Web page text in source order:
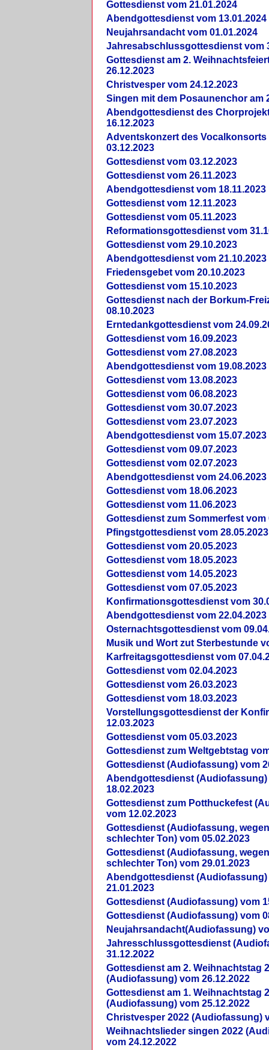
Gottesdienst vom 21.01.2024
Abendgottesdienst vom 13.01.2024
Neujahrsandacht vom 01.01.2024
Jahresabschlussgottesdienst vom
Gottesdienst am 2.
26.12.2023
Christvesper vom 24.12.2023
Singen mit dem Posaunenchor am
Abendgottesdienst des
16.12.2023
Adventskonzert des Vocalkonsorts
03.12.2023
Gottesdienst vom 03.12.2023
Gottesdienst vom 26.11.2023
Abendgottesdienst vom 18.11.2023
Gottesdienst vom 12.11.2023
Gottesdienst vom 05.11.2023
Reformationsgottesdienst vom
Gottesdienst vom 29.10.2023
Abendgottesdienst vom 21.10.2023
Friedensgebet vom 20.10.2023
Gottesdienst vom 15.10.2023
Gottesdienst nach der Borkum-
08.10.2023
Erntedankgottesdienst vom
Gottesdienst vom 16.09.2023
Gottesdienst vom 27.08.2023
Abendgottesdienst vom 19.08.2023
Gottesdienst vom 13.08.2023
Gottesdienst vom 06.08.2023
Gottesdienst vom 30.07.2023
Gottesdienst vom 23.07.2023
Abendgottesdienst vom 15.07.2023
Gottesdienst vom 09.07.2023
Gottesdienst vom 02.07.2023
Abendgottesdienst vom 24.06.2023
Gottesdienst vom 18.06.2023
Gottesdienst vom 11.06.2023
Gottesdienst zum Sommerfest vom
Pfingstgottesdienst vom 28.05.2023
Gottesdienst vom 20.05.2023
Gottesdienst vom 18.05.2023
Gottesdienst vom 14.05.2023
Gottesdienst vom 07.05.2023
Konfirmationsgottesdienst vom
Abendgottesdienst vom 22.04.2023
Osternachtsgottesdienst vom
Musik und Wort zut Sterbestunde
Karfreitagsgottesdienst vom
Gottesdienst vom 02.04.2023
Gottesdienst vom 26.03.2023
Gottesdienst vom 18.03.2023
Vorstellungsgottesdienst der
12.03.2023
Gottesdienst vom 05.03.2023
Gottesdienst zum Weltgebtstag
Gottesdienst (Audiofassung) vom
Abendgottesdienst (Audiofassung)
18.02.2023
Gottesdienst zum Potthuckefest
vom 12.02.2023
Gottesdienst (Audiofassung,
schlechter Ton) vom 05.02.2023
Gottesdienst (Audiofassung,
schlechter Ton) vom 29.01.2023
Abendgottesdienst (Audiofassung)
21.01.2023
Gottesdienst (Audiofassung) vom
Gottesdienst (Audiofassung) vom
Neujahrsandacht(Audiofassung)
Jahresschlussgottesdienst
31.12.2022
Gottesdienst am 2. Weihnachtstag
(Audiofassung) vom 26.12.2022
Gottesdienst am 1. Weihnachtstag
(Audiofassung) vom 25.12.2022
Christvesper 2022 (Audiofassung)
Weihnachtslieder singen 2022
vom 24.12.2022